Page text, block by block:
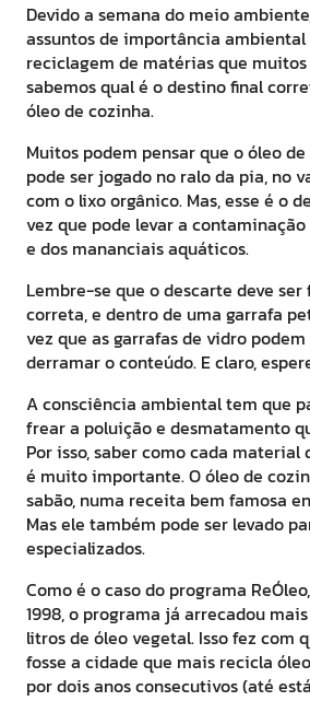
Devido a semana do meio
assuntos de importância ambiental
reciclagem de matérias que muitos
sabemos qual é o destino final
óleo de cozinha.
Muitos podem pensar que o óleo
pode ser jogado no ralo da pia, no
com o lixo orgânico. Mas, esse é o
vez que pode levar a
e dos mananciais aquáticos.
Lembre-se que o descarte deve
correta, e dentro de uma garrafa
vez que as garrafas de vidro podem
derramar o conteúdo. E claro,
A consciência ambiental tem que
frear a poluição e desmatamento
Por isso, saber como cada material
é muito importante. O óleo de
sabão, numa receita bem famosa
Mas ele também pode ser levado
especializados.
Como é o caso do programa
1998, o programa já arrecadou
litros de óleo vegetal. Isso fez com
fosse a cidade que mais recicla
por dois anos consecutivos (até